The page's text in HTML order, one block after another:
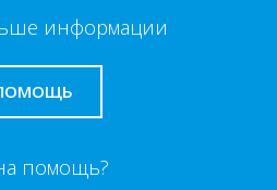
информации
помощь?